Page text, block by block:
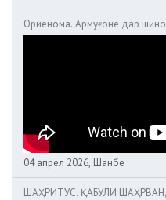
Ориёнома. Армуғоне дар
04 апрел 2026, Шанбе
ШАҲРИТУС. ҚАБУЛИ